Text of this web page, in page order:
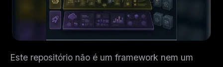
Este repositório não é um framework nem um